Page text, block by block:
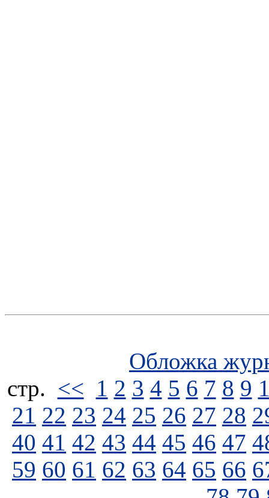
Обложка
стp. << 1 2 3 4 5 6 7 8 9
21 22 23 24 25 26 27 28
40 41 42 43 44 45 46 47
59 60 61 62 63 64 65 66